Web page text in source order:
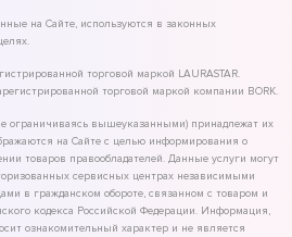
на Сайте, используются в законных
торговой маркой LAURASTAR.
торговой маркой компании BORK.
ограничиваясь вышеуказанными) принадлежат их
на Сайте с целью информирования о
товаров правообладателей. Данные услуги могут
сервисных центрах независимыми
в гражданском обороте, связанном с товаром и
кодекса Российской Федерации. Информация,
ознакомительный характер и не является